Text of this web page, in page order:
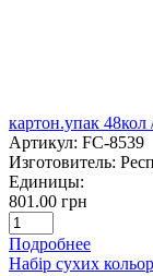
картон.упак 48кол
Артикул: FC-8539
Изготовитель:
Единицы:
801.00 грн
Подробнее
Набір сухих